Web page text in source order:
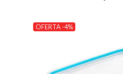
OFERTA -4%